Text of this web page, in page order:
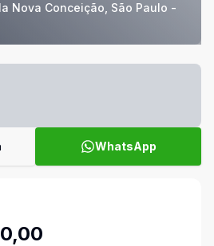
Nova Conceição, São Paulo -
WhatsApp